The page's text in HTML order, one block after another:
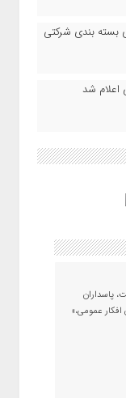
بسته بندی شرکتی
اعلام شد
پاسداران
عمومی،»